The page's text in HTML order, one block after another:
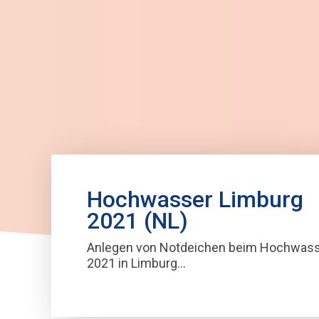
Hochwasser Limburg
2021 (NL)
Anlegen von Notdeichen beim
2021 in Limburg...